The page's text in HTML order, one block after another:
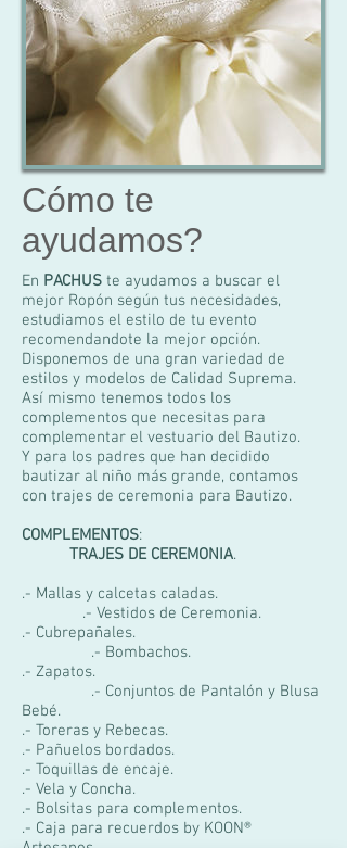
Cómo te
ayudamos?
En PACHUS te ayudamos a buscar el
mejor Ropón según tus necesidades,
estudiamos el estilo de tu evento
recomendandote la mejor opción.
Disponemos de una gran variedad de
estilos y modelos de Calidad Suprema.
Así mismo tenemos todos los
complementos que necesitas para
complementar el vestuario del Bautizo.
Y para los padres que han decidido
bautizar al niño más grande, contamos
con trajes de ceremonia para Bautizo.
COMPLEMENTOS:
TRAJES DE CEREMONIA.
.- Mallas y calcetas caladas.
.- Vestidos de Ceremonia.
.- Cubrepañales.
.- Bombachos.
.- Zapatos.
.- Conjuntos de Pantalón y Blusa
Bebé.
.- Toreras y Rebecas.
.- Pañuelos bordados.
.- Toquillas de encaje.
.- Vela y Concha.
.- Bolsitas para complementos.
.- Caja para recuerdos by KOON®